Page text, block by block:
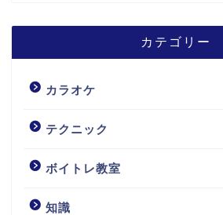
カテゴリー
カラオケ
テクニック
ボイトレ教室
知識